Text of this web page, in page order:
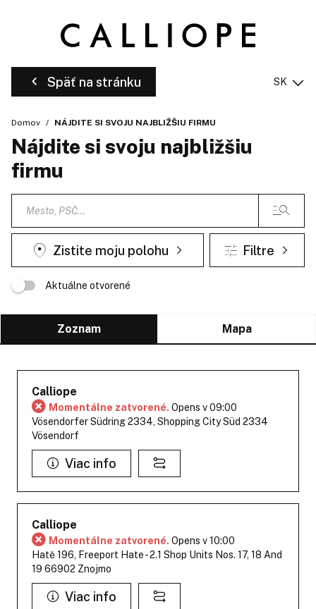
Späť na stránku SK
Domov NÁJDITE SI SVOJU NAJBLIŽŠIU FIRMU
Nájdite si svoju najbližšiu
firmu
Zistite moju polohu Filtre
Aktuálne otvorené
Zoznam Mapa
Calliope
Momentálne zatvorené. Opens v 09:00
Vösendorfer Südring 2334, Shopping City Süd 2334
Vösendorf
Viac info
Calliope
Momentálne zatvorené. Opens v 10:00
Hatě 196, Freeport Hate - 2.1 Shop Units Nos. 17, 18 And
19 66902 Znojmo
Viac info